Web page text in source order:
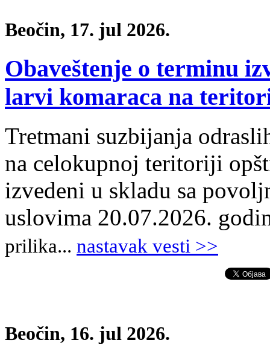
Beočin, 17. jul 2026.
Obaveštenje o terminu
larvi komaraca na
Tretmani suzbijanja
na celokupnoj teritoriji
izvedeni u skladu sa
uslovima 20.07.2026.
prilika... nastavak vesti >>
Beočin, 16. jul 2026.